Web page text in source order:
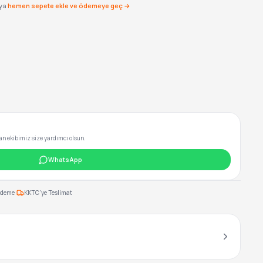
hemen sepete ekle ve ödemeye geç →
ekibimiz size yardımcı olsun.
WhatsApp
KKTC'ye Teslimat